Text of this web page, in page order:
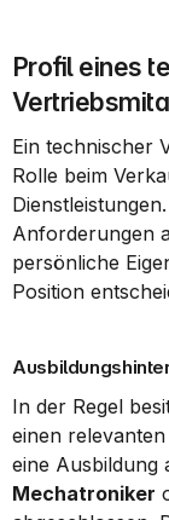
Profil eines
Ein technischer
Rolle beim
Anforderungen
persönliche
Position
In der Regel
einen
eine Ausbildung
Mechatroniker